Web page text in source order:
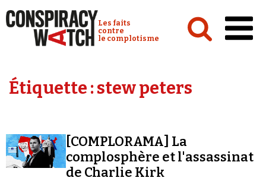
Conspiracy Watch :
Les faits
contre
le complotisme
Analyses
Vidéos
Émissions
Étiquette :stew peters
[COMPLORAMA] La
complosphère et l'assassinat
de Charlie Kirk